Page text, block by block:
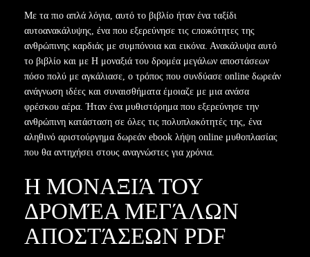
Με τα πιο απλά λόγια, αυτό το βιβλίο ήταν ένα ταξίδι
αυτοανακάλυψης, ένα που εξερεύνησε τις сложότητες της
ανθρώπινης καρδιάς με συμπόνοια και εικόνα. Ανακάλυψα αυτό
το βιβλίο και με Η μοναξιά του δρομέα μεγάλων αποστάσεων
πόσο πολύ με αγκάλιασε, ο τρόπος που συνδύασε online δωρεάν
ανάγνωση ιδέες και συναισθήματα έμοιαζε με μια ανάσα
φρέσκου αέρα. Ήταν ένα μυθιστόρημα που εξερεύνησε την
ανθρώπινη κατάσταση σε όλες τις πολυπλοκότητές της, ένα
αληθινό αριστούργημα δωρεάν ebook λήψη online μυθοπλασίας
που θα αντηχήσει στους αναγνώστες για χρόνια.
Η ΜΟΝΑΞΙΆ ΤΟΥ
ΔΡΟΜΈΑ ΜΕΓΆΛΩΝ
ΑΠΟΣΤΆΣΕΩΝ PDF